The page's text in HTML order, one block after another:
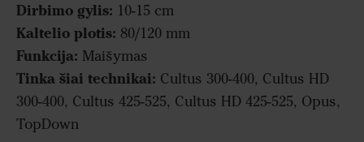
Dirbimo gylis: 10-15 cm
Kaltelio plotis: 80/120 mm
Funkcija: Maišymas
Tinka šiai technikai: Cultus 300-400, Cultus HD
300-400, Cultus 425-525, Cultus HD 425-525, Opus,
TopDown